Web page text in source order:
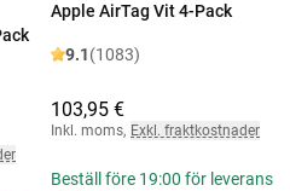
Apple AirTag Vit 4-Pack
9.1(1083)
103,95 €
Inkl. moms, Exkl. fraktkostnader
Beställ före 19:00 för leverans